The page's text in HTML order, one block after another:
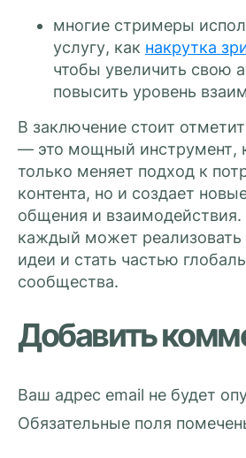
многие стримеры
услугу, как накрутка
чтобы увеличить свою
повысить уровень
В заключение стоит
— это мощный инструмент,
только меняет подход к
контента, но и создает
общения и
каждый может реализовать
идеи и стать частью
сообщества.
Добавить
Ваш адрес email не будет
Обязательные поля